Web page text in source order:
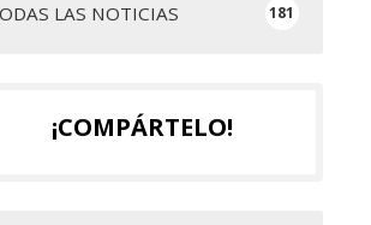
LAS NOTICIAS 181
¡COMPÁRTELO!